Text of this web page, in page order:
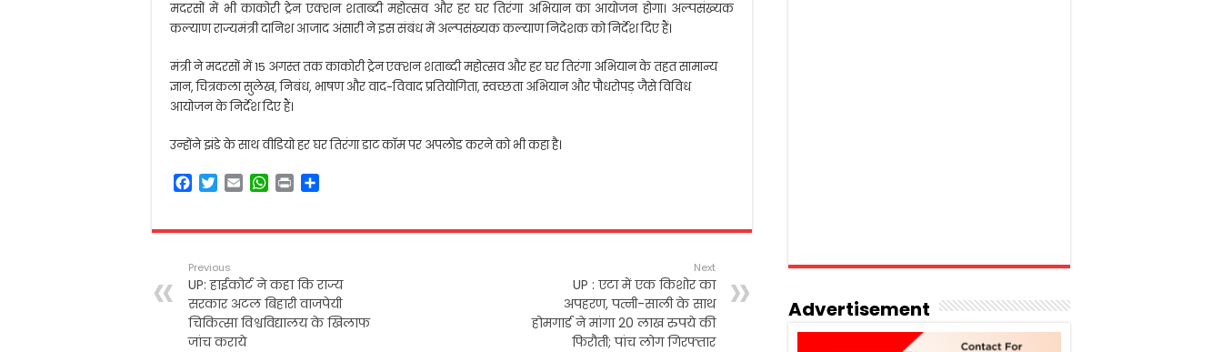
मदरसों में भी काकोरी ट्रेन एक्शन शताब्दी महोत्सव और हर घर तिरंगा अभियान का आयोजन होगा। अल्पसंख्यक
कल्याण राज्यमंत्री दानिश आजाद अंसारी ने इस संबंध में अल्पसंख्यक कल्याण निदेशक को निर्देश दिए हैं।
मंत्री ने मदरसों में 15 अगस्त तक काकोरी ट्रेन एक्शन शताब्दी महोत्सव और हर घर तिरंगा अभियान के तहत सामान्य
ज्ञान, चित्रकला सुलेख, निबंध, भाषण और वाद-विवाद प्रतियोगिता, स्वच्छता अभियान और पौधरोपड़ जैसे विविध
आयोजन के निर्देश दिए हैं।
उन्होंने झंडे के साथ वीडियो हर घर तिरंगा डाट कॉम पर अपलोड करने को भी कहा है।
F
e
o
o
k
T
t
e
r
E
i
W
t
p
p
P
n
r
Previous
UP: हाईकोर्ट ने कहा कि राज्य
सरकार अटल बिहारी वाजपेयी
चिकित्सा विश्वविद्यालय के खिलाफ
जांच कराये
Next
UP : एटा में एक किशोर का
अपहरण, पत्नी-साली के साथ
होमगार्ड ने मांगा 20 लाख रुपये की
फिरौती; पांच लोग गिरफ्तार
Advertisement